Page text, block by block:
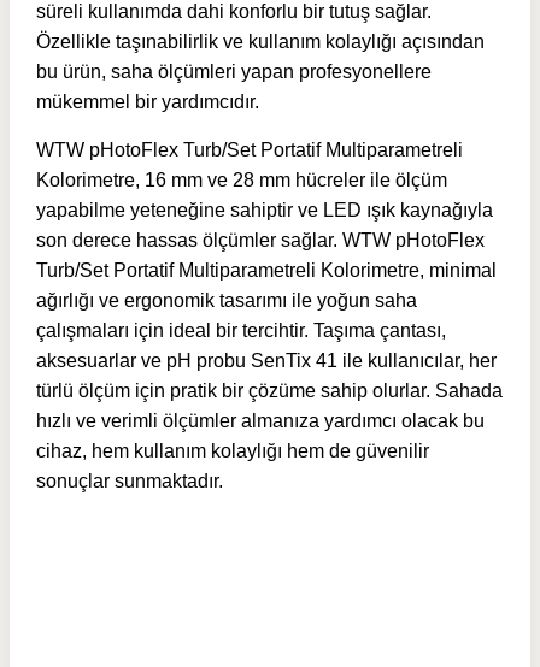
süreli kullanımda dahi konforlu bir tutuş sağlar.
Özellikle taşınabilirlik ve kullanım kolaylığı açısından
bu ürün, saha ölçümleri yapan profesyonellere
mükemmel bir yardımcıdır.
WTW pHotoFlex Turb/Set Portatif Multiparametreli
Kolorimetre, 16 mm ve 28 mm hücreler ile ölçüm
yapabilme yeteneğine sahiptir ve LED ışık kaynağıyla
son derece hassas ölçümler sağlar. WTW pHotoFlex
Turb/Set Portatif Multiparametreli Kolorimetre, minimal
ağırlığı ve ergonomik tasarımı ile yoğun saha
çalışmaları için ideal bir tercihtir. Taşıma çantası,
aksesuarlar ve pH probu SenTix 41 ile kullanıcılar, her
türlü ölçüm için pratik bir çözüme sahip olurlar. Sahada
hızlı ve verimli ölçümler almanıza yardımcı olacak bu
cihaz, hem kullanım kolaylığı hem de güvenilir
sonuçlar sunmaktadır.